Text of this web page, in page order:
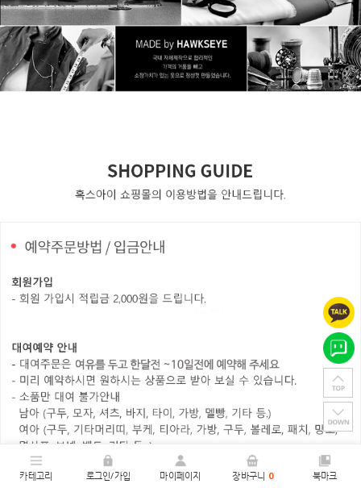
카테고리 로그인/가입 마이페이지 장바구니 0 북마크